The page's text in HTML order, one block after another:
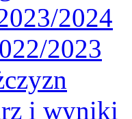
2024
2023
i wyniki